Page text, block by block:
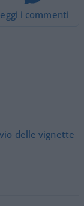
i commenti
delle vignette